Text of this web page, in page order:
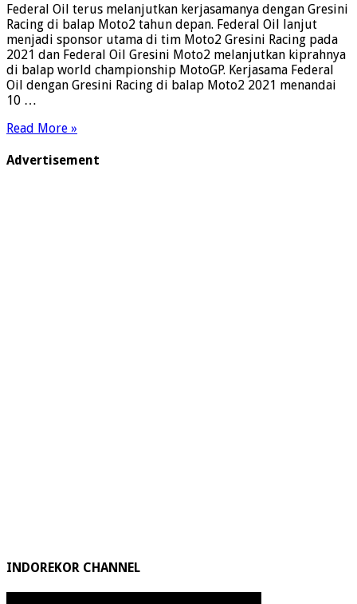
Federal
Oil
Dengan
Gresini
Racing
Di
Federal Oil terus melanjutkan kerjasamanya dengan Gresini
Racing di balap Moto2 tahun depan. Federal Oil lanjut
menjadi sponsor utama di tim Moto2 Gresini Racing pada
2021 dan Federal Oil Gresini Moto2 melanjutkan kiprahnya
di balap world championship MotoGP. Kerjasama Federal
Oil dengan Gresini Racing di balap Moto2 2021 menandai
10 …
Read More »
Advertisement
INDOREKOR CHANNEL